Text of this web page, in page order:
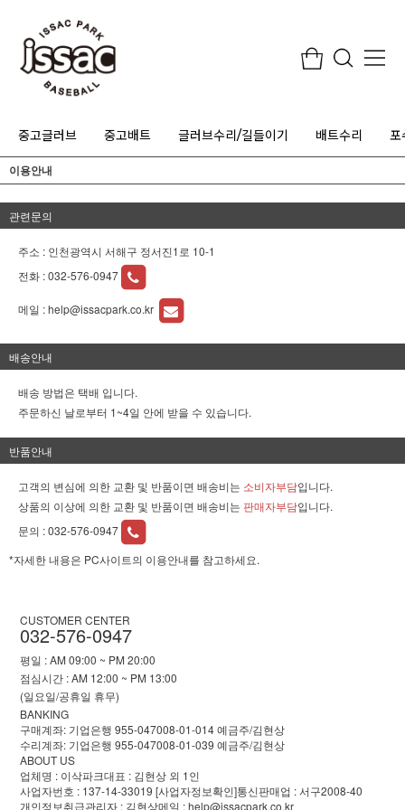
중고글러브 중고배트 글러브수리/길들이기 배트수리 포
이용안내
관련문의
주소 : 인천광역시 서해구 정서진1로 10-1
전화 :032-576-0947
메일 :help@issacpark.co.kr
배송안내
배송 방법은 택배 입니다.
주문하신 날로부터 1~4일 안에 받을 수 있습니다.
반품안내
고객의 변심에 의한 교환 및 반품이면 배송비는 소비자부담입니다.
상품의 이상에 의한 교환 및 반품이면 배송비는 판매자부담입니다.
문의 :032-576-0947
*자세한 내용은 PC사이트의 이용안내를 참고하세요.
CUSTOMER CENTER
032-576-0947
평일 : AM 09:00 ~ PM 20:00
점심시간 : AM 12:00 ~ PM 13:00
(일요일/공휴일 휴무)
BANKING
구매계좌: 기업은행 955-047008-01-014 예금주/김현상
수리계좌: 기업은행 955-047008-01-039 예금주/김현상
ABOUT US
업체명 : 이삭파크대표 : 김현상 외 1인
사업자번호 : 137-14-33019[사업자정보확인]통신판매업 : 서구2008-40
개인정보취급관리자 : 김현상메일 : help@issacpark.co.kr